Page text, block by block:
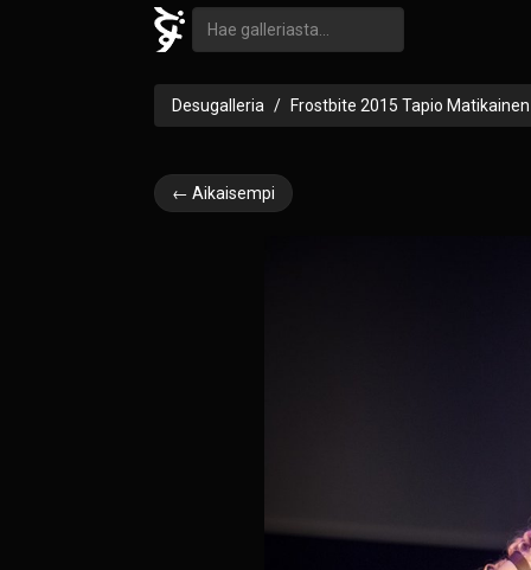
Desugalleria Frostbite 2015 Tapio Matikainen
← Aikaisempi